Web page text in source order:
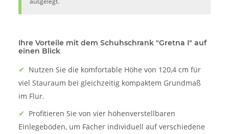
Ihre Vorteile mit dem Schuhschrank "Gretna I" auf
einen Blick
✔ Nutzen Sie die komfortable Höhe von 120,4 cm für
viel Stauraum bei gleichzeitig kompaktem Grundmaß
im Flur.
✔ Profitieren Sie von vier höhenverstellbaren
Einlegeböden, um Fächer individuell auf verschiedene